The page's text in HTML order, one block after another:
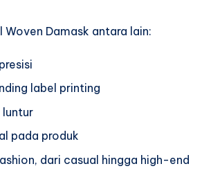
Damask antara lain:
label printing
luntur
pada produk
dari casual hingga high-end